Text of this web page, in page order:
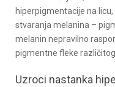
hiperpigmentacije na
stvaranja melanina –
melanin nepravilno
pigmentne fleke
Uzroci nastanka